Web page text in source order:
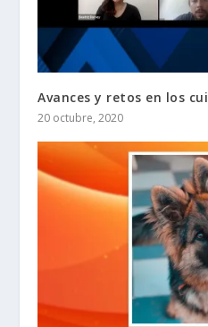
Avances y retos en los
20 octubre, 2020